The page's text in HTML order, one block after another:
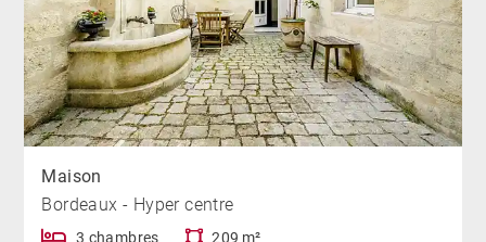
Maison
Bordeaux - Hyper centre
3 chambres 209 m²